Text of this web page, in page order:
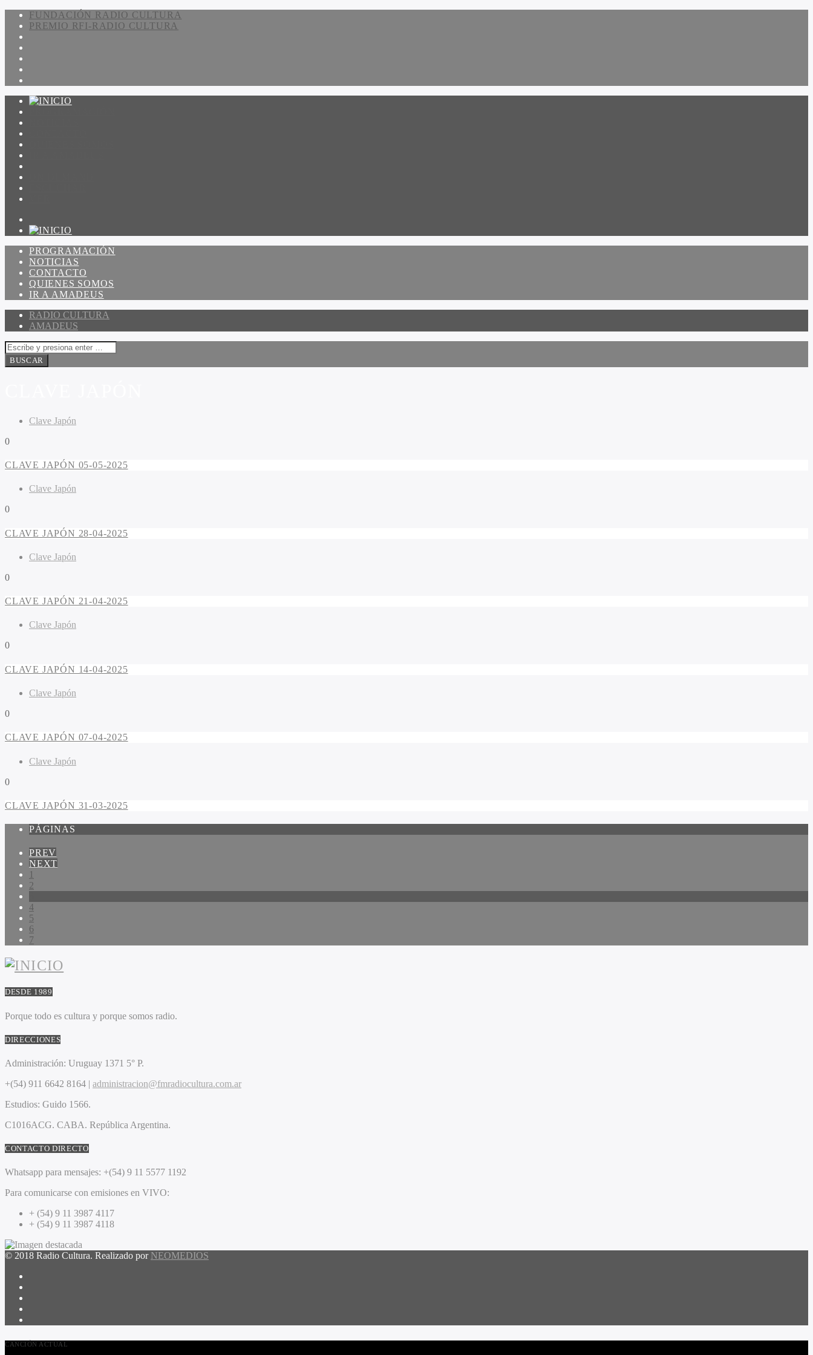
FUNDACIÓN RADIO CULTURA
PREMIO RFI-RADIO CULTURA
PROGRAMACIÓN
NOTICIAS
CONTACTO
QUIENES SOMOS
IR A AMADEUS
RADIO CULTURA
AMADEUS
Clave Japón
0
CLAVE JAPÓN 05-05-2025
Clave Japón
0
CLAVE JAPÓN 28-04-2025
Clave Japón
0
CLAVE JAPÓN 21-04-2025
Clave Japón
0
CLAVE JAPÓN 14-04-2025
Clave Japón
0
CLAVE JAPÓN 07-04-2025
Clave Japón
0
CLAVE JAPÓN 31-03-2025
PÁGINAS
PREV
NEXT
1
2
4
5
6
7
DESDE 1989
Porque todo es cultura y porque somos radio.
DIRECCIONES
Administración: Uruguay 1371 5° P.
+(54) 911 6642 8164 | administracion@fmradiocultura.com.ar
Estudios: Guido 1566.
C1016ACG. CABA. República Argentina.
CONTACTO DIRECTO
Whatsapp para mensajes: +(54) 9 11 5577 1192
Para comunicarse con emisiones en VIVO:
+ (54) 9 11 3987 4117
+ (54) 9 11 3987 4118
© 2018 Radio Cultura. Realizado por NEOMEDIOS
CANCIÓN ACTUAL